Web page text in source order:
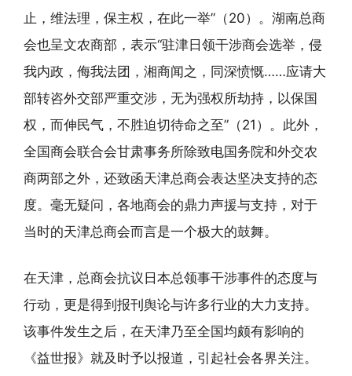
止，维法理，保主权，在此一举”（20）。湖南总商
会也呈文农商部，表示“驻津日领干涉商会选举，侵
我内政，侮我法团，湘商闻之，同深愤慨……应请大
部转咨外交部严重交涉，无为强权所劫持，以保国
权，而伸民气，不胜迫切待命之至”（21）。此外，
全国商会联合会甘肃事务所除致电国务院和外交农
商两部之外，还致函天津总商会表达坚决支持的态
度。毫无疑问，各地商会的鼎力声援与支持，对于
当时的天津总商会而言是一个极大的鼓舞。
在天津，总商会抗议日本总领事干涉事件的态度与
行动，更是得到报刊舆论与许多行业的大力支持。
该事件发生之后，在天津乃至全国均颇有影响的
《益世报》就及时予以报道，引起社会各界关注。